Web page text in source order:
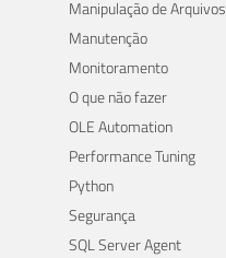
Manipulação de Arquivos
Manutenção
Monitoramento
O que não fazer
OLE Automation
Performance Tuning
Python
Segurança
SQL Server Agent